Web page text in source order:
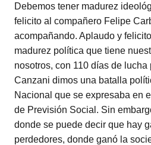
Debemos tener madurez
felicito al compañero Felipe
acompañando. Aplaudo y
madurez política que tiene
nosotros, con 110 días de
Canzani dimos una batalla
Nacional que se expresaba en
de Previsión Social. Sin
donde se puede decir que hay
perdedores, donde ganó la